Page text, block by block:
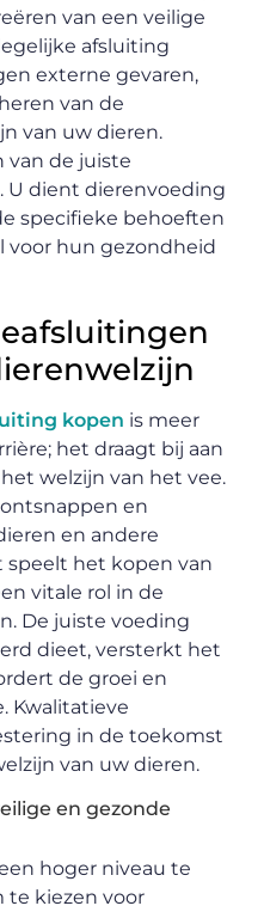
van een veilige
afsluiting
externe gevaren,
van de
van uw dieren.
van de juiste
U dient dierenvoeding
specifieke behoeften
voor hun gezondheid
kopen is meer
het draagt bij aan
welzijn van het vee.
en
en andere
speelt het kopen van
vitale rol in de
De juiste voeding
dieet, versterkt het
de groei en
Kwalitatieve
in de toekomst
van uw dieren.
en gezonde
hoger niveau te
te kiezen voor